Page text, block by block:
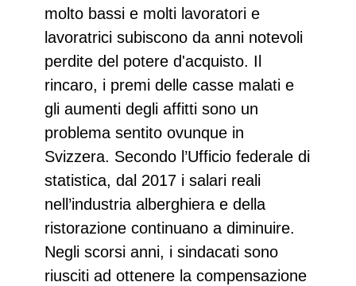
molto bassi e molti lavoratori e
lavoratrici subiscono da anni notevoli
perdite del potere d'acquisto. Il
rincaro, i premi delle casse malati e
gli aumenti degli affitti sono un
problema sentito ovunque in
Svizzera. Secondo l’Ufficio federale di
statistica, dal 2017 i salari reali
nell’industria alberghiera e della
ristorazione continuano a diminuire.
Negli scorsi anni, i sindacati sono
riusciti ad ottenere la compensazione